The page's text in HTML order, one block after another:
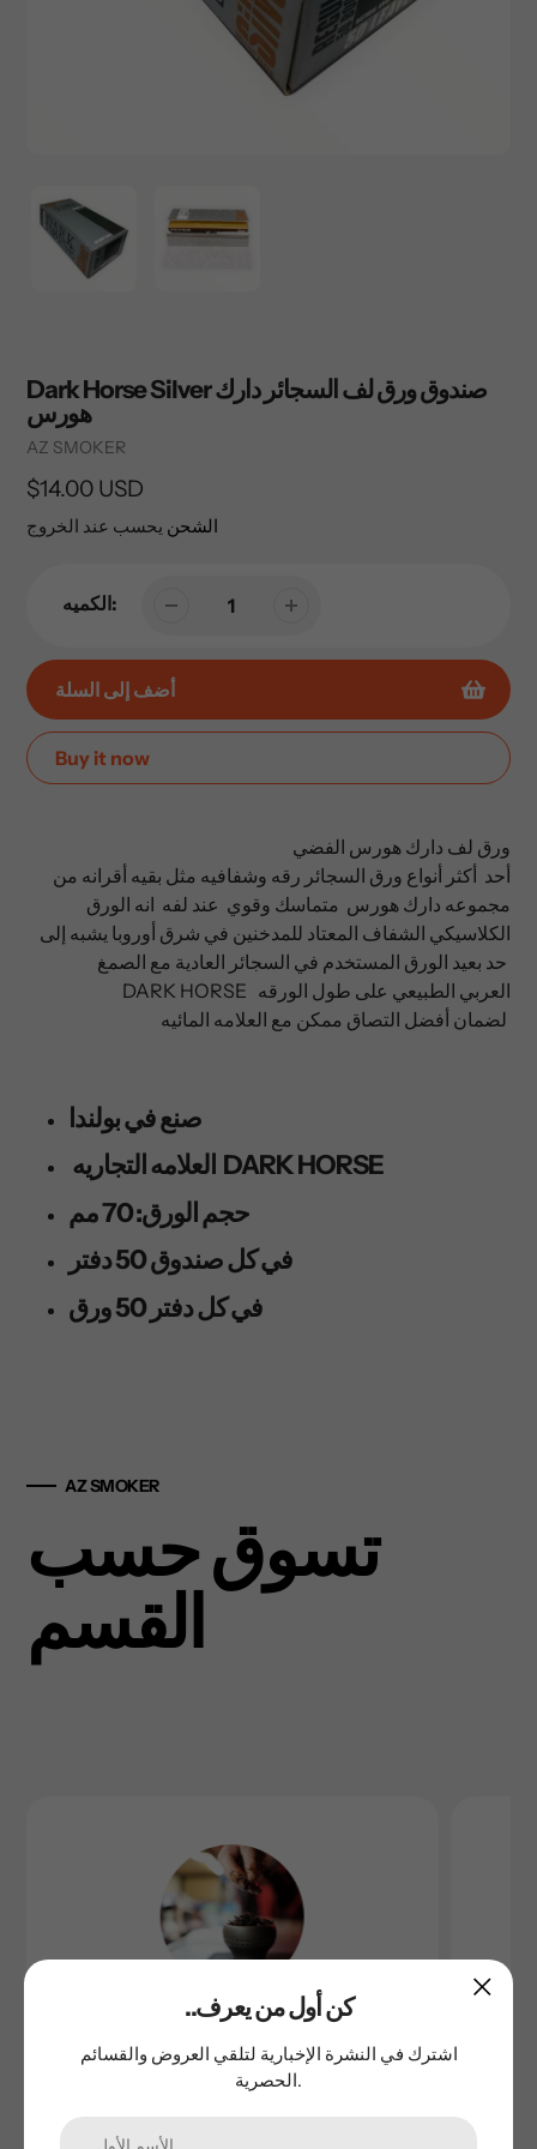
Dark Horse Silver صندوق ورق لف السجائر دارك
هورس
Vendor
AZ SMOKER
السعر
العادي
$14.00 USD
الشحن يحسب عند الخروج
الكميه:
أضف إلى السلة
Buy it now
عربة
الخاصة
ورق لف دارك هورس الفضي
أحد أكثر أنواع ورق السجائر رقه وشفافيه مثل بقيه أقرانه من
مجموعه دارك هورس متماسك وقوي عند لفه انه الورق
الكلاسيكي الشفاف المعتاد للمدخنين في شرق أوروبا يشبه إلى
DARK HORSE العربي الطبيعي على طول الورقه
العلامه التجاريه DARK HORSE
حجم الورق: 70 مم
في كل صندوق 50 دفتر
في كل دفتر 50 ورق
AZ SMOKER
تسوق حسب
القسم
المعسل
..كن أول من يعرف
اشترك في النشرة الإخبارية لتلقي العروض والقسائم
الحصرية.